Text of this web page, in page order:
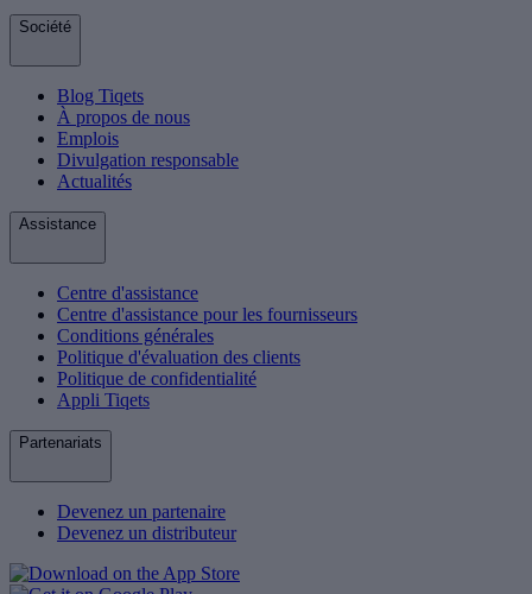
Société
Blog Tiqets
À propos de nous
Emplois
Divulgation responsable
Actualités
Assistance
Centre d'assistance
Centre d'assistance pour les fournisseurs
Conditions générales
Politique d'évaluation des clients
Politique de confidentialité
Appli Tiqets
Partenariats
Devenez un partenaire
Devenez un distributeur